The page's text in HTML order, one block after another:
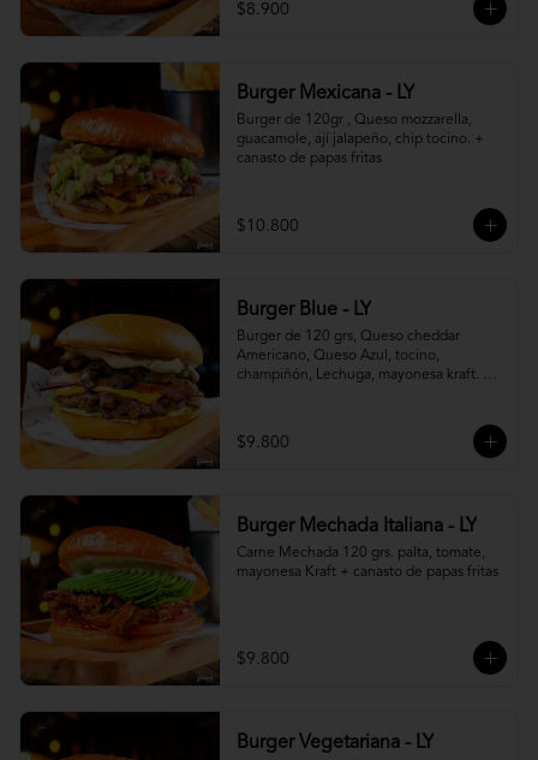
$8.900
Burger Mexicana - LY
Burger de 120gr , Queso mozzarella,
guacamole, ají jalapeño, chip tocino. +
canasto de papas fritas
$10.800
Burger Blue - LY
Burger de 120 grs, Queso cheddar
Americano, Queso Azul, tocino,
champiñón, Lechuga, mayonesa kraft. +
$9.800
Burger Mechada Italiana - LY
Carne Mechada 120 grs. palta, tomate,
mayonesa Kraft + canasto de papas fritas
$9.800
Burger Vegetariana - LY